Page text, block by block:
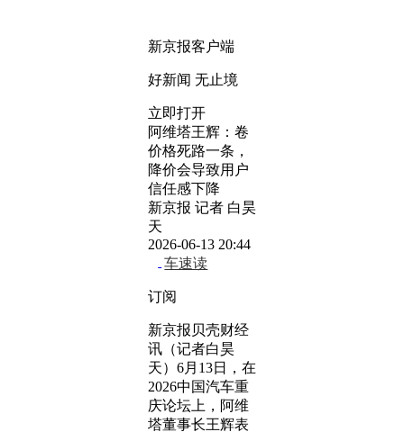
新京报客户端
好新闻 无止境
立即打开
阿维塔王辉：卷
价格死路一条，
降价会导致用户
信任感下降
新京报 记者 白昊
天
2026-06-13 20:44
车速读
订阅
新京报贝壳财经
讯（记者白昊
天）6月13日，在
2026中国汽车重
庆论坛上，阿维
塔董事长王辉表